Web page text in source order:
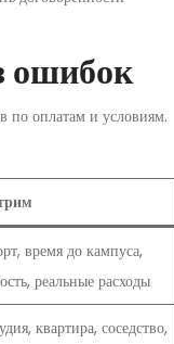
ошибок
по оплатам и условиям.
время до кампуса,
реальные расходы
квартира, соседство,